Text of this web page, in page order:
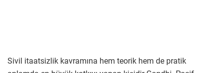
Sivil itaatsizlik kavramına hem teorik hem de pratik